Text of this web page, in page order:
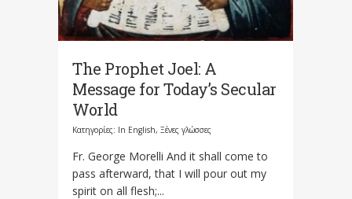
The Prophet Joel: A
Message for Today’s Secular
World
Κατηγορίες: In English, Ξένες γλώσσες
Fr. George Morelli And it shall come to
pass afterward, that I will pour out my
spirit on all flesh;...